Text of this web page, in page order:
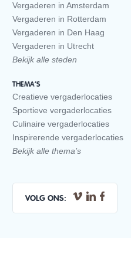
Vergaderen in Amsterdam
Vergaderen in Rotterdam
Vergaderen in Den Haag
Vergaderen in Utrecht
Bekijk alle steden
THEMA’S
Creatieve vergaderlocaties
Sportieve vergaderlocaties
Culinaire vergaderlocaties
Inspirerende vergaderlocaties
Bekijk alle thema’s
VOLG ONS: